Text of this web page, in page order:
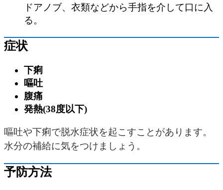
ドアノブ、衣類などから手指を介して口に入
る。
症状
下痢
嘔吐
腹痛
発熱(38度以下)
嘔吐や下痢で脱水症状を起こすことがあります。
水分の補給に気をつけましょう。
予防方法